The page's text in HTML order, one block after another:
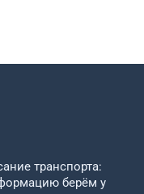
транспорта:
берём у